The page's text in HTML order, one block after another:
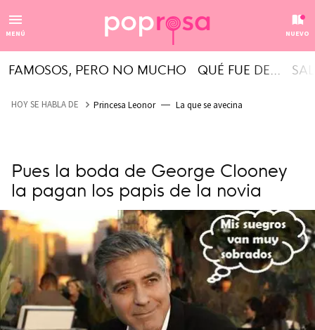
MENÚ NUEVO
FAMOSOS, PERO NO MUCHO QUÉ FUE DE...
HOY SE HABLA DE Princesa Leonor La que se avecina
Pues la boda de George Clooney
la pagan los papis de la novia